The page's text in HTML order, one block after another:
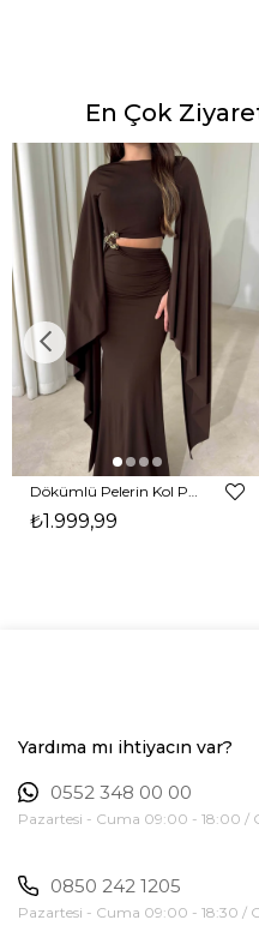
En Çok
Dökümlü Pelerin Kol Pencere Detaylı Maxi Kahverengi Arlev Kadın Elbise 26Y511
₺1.999,99
Yardıma mı ihtiyacın var?
0552 348 00 00
Pazartesi - Cuma 09:00 - 18:00 /
0850 242 1205
Pazartesi - Cuma 09:00 - 18:30 /